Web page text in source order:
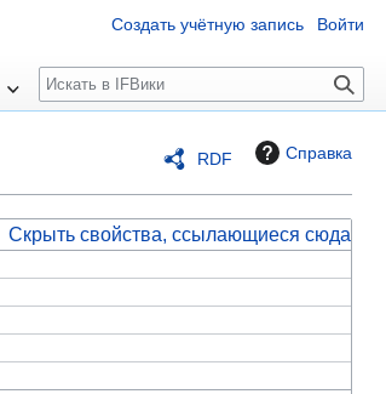
RDF Справка
Скрыть свойства, ссылающиеся сюда
Создать учётную запись Войти
П
о
к